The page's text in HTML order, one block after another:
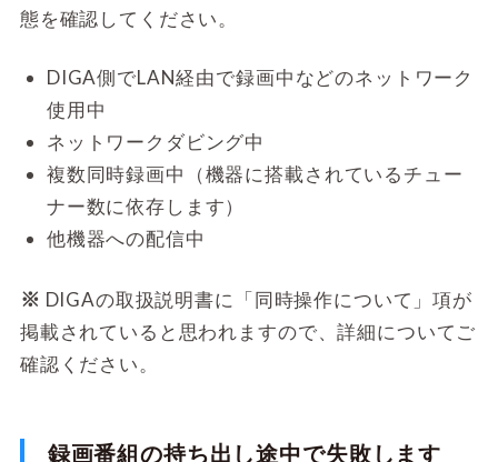
態を確認してください。
DIGA側でLAN経由で録画中などのネットワーク
使用中
ネットワークダビング中
複数同時録画中（機器に搭載されているチュー
ナー数に依存します）
他機器への配信中
※ DIGAの取扱説明書に「同時操作について」項が
掲載されていると思われますので、詳細についてご
確認ください。
録画番組の持ち出し途中で失敗します